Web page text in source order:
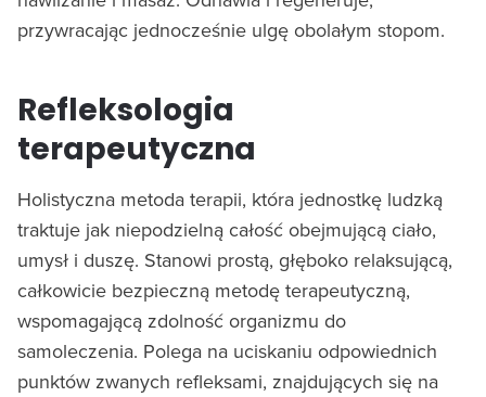
przywracając jednocześnie ulgę obolałym stopom.
Refleksologia
terapeutyczna
Holistyczna metoda terapii, która jednostkę ludzką
traktuje jak niepodzielną całość obejmującą ciało,
umysł i duszę. Stanowi prostą, głęboko relaksującą,
całkowicie bezpieczną metodę terapeutyczną,
wspomagającą zdolność organizmu do
samoleczenia. Polega na uciskaniu odpowiednich
punktów zwanych refleksami, znajdujących się na